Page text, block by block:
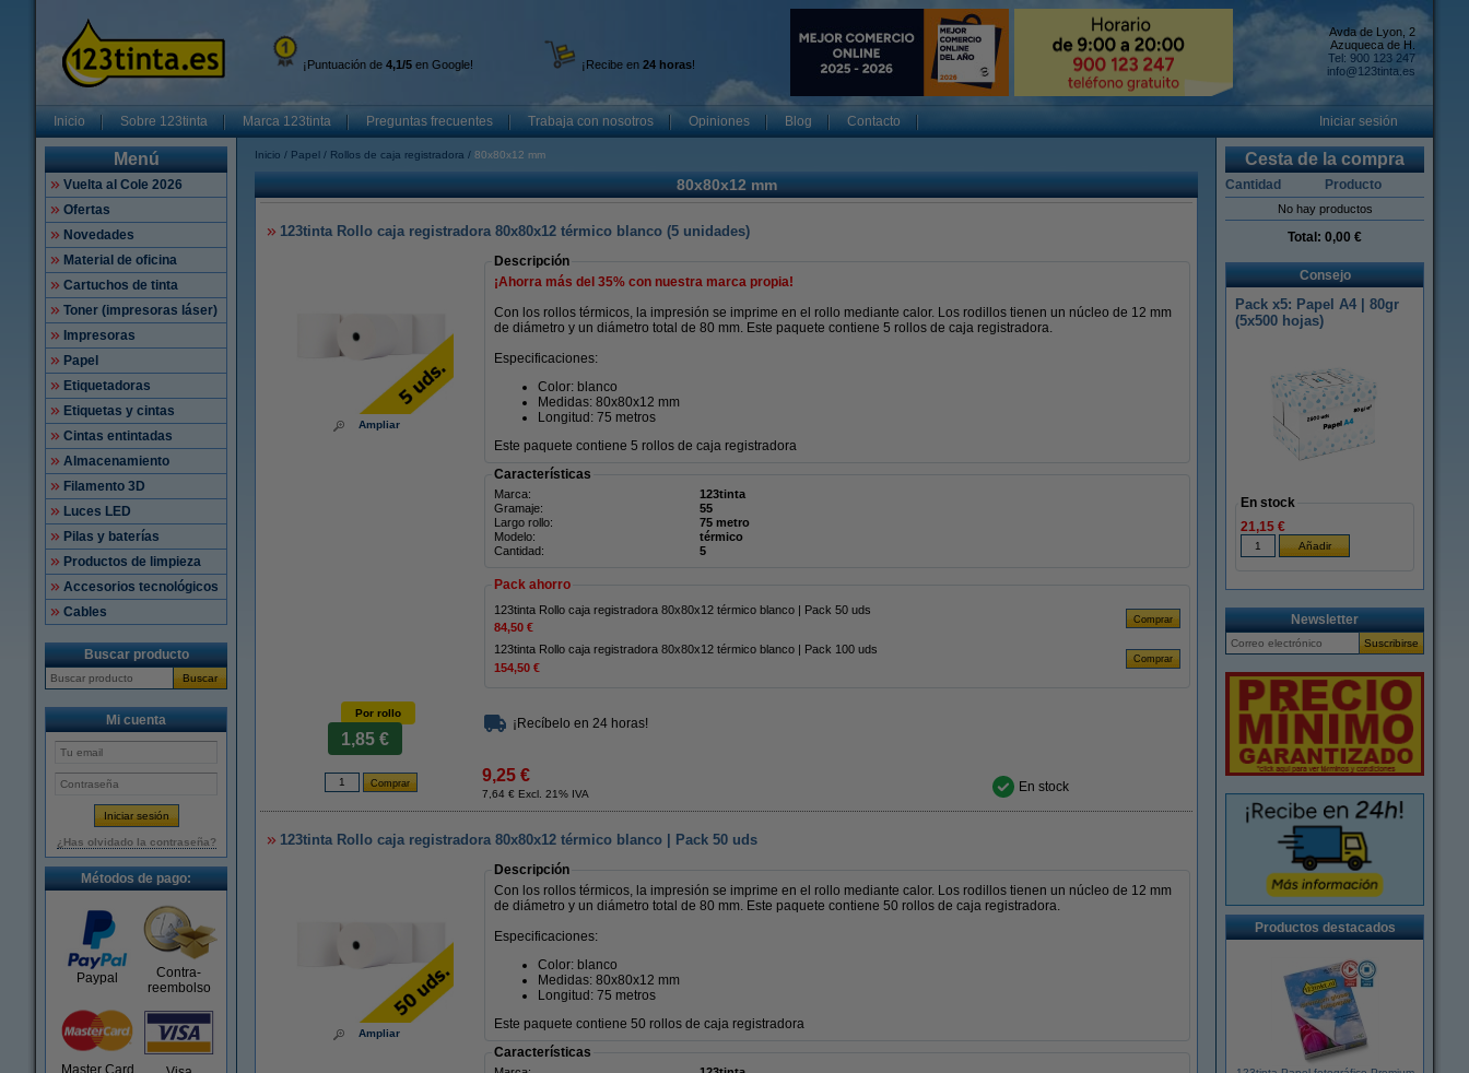
¡Puntuación de 4,1/5 en Google! ¡Recibe en 24 horas!
Avda de Lyon, 2
Azuqueca de H.
Tel: 900 123 247
info@123tinta.es
Inicio Sobre 123tinta Marca 123tinta Preguntas frecuentes Trabaja con nosotros Opiniones Blog Contacto Iniciar sesión
Menú
Vuelta al Cole 2026
Ofertas
Novedades
Material de oficina
Cartuchos de tinta
Toner (impresoras láser)
Impresoras
Papel
Etiquetadoras
Etiquetas y cintas
Cintas entintadas
Almacenamiento
Filamento 3D
Luces LED
Pilas y baterías
Productos de limpieza
Accesorios tecnológicos
Cables
Buscar producto
Buscar
Mi cuenta
¿Has olvidado la contraseña?
Métodos de pago:
Paypal
Contra-
reembolso
Master Card
Inicio Papel Rollos de caja registradora 80x80x12 mm
80x80x12 mm
123tinta Rollo caja registradora 80x80x12 térmico blanco (5 unidades)
Ampliar
Descripción
¡Ahorra más del 35% con nuestra marca propia!
Con los rollos térmicos, la impresión se imprime en el rollo mediante calor. Los rodillos tienen un núcleo de 12 mm
de diámetro y un diámetro total de 80 mm. Este paquete contiene 5 rollos de caja registradora.
Especificaciones:
Color: blanco
Medidas: 80x80x12 mm
Longitud: 75 metros
Este paquete contiene 5 rollos de caja registradora
Características
Marca:
123tinta
Gramaje:
55
Largo rollo:
75 metro
Modelo:
térmico
Cantidad:
5
Pack ahorro
123tinta Rollo caja registradora 80x80x12 térmico blanco | Pack 50 uds
84,50 €
123tinta Rollo caja registradora 80x80x12 térmico blanco | Pack 100 uds
154,50 €
Por rollo
1,85 €
¡Recíbelo en 24 horas!
9,25 €
7,64 € Excl. 21% IVA En stock
123tinta Rollo caja registradora 80x80x12 térmico blanco | Pack 50 uds
Ampliar
Descripción
Con los rollos térmicos, la impresión se imprime en el rollo mediante calor. Los rodillos tienen un núcleo de 12 mm
de diámetro y un diámetro total de 80 mm. Este paquete contiene 50 rollos de caja registradora.
Especificaciones:
Color: blanco
Medidas: 80x80x12 mm
Longitud: 75 metros
Este paquete contiene 50 rollos de caja registradora
Características
Cesta de la compra
Cantidad Producto
No hay productos
Total: 0,00 €
Consejo
Pack x5: Papel A4 | 80gr
(5x500 hojas)
En stock
21,15 €
Newsletter
Productos destacados